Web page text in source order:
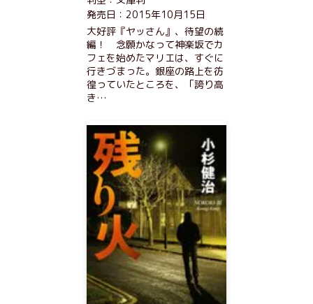
発売日：2015年10月15日
大好評『ヤッさん』、待望の続
編！ 念願かなって神楽坂でカ
フェを始めたマリエは、すぐに
行きづまった。銀座の路上を彷
徨っていたところを、「誇り高
き…